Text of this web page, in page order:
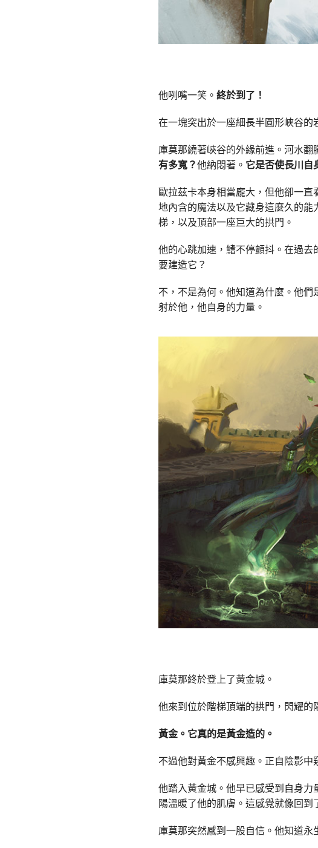
他咧嘴一笑。 終於到了！
在一塊突出於一座細長半圓形峽谷的
庫莫那繞著峽谷的外緣前進。河水
有多寬？他納悶著。 它是否使長川自
歐拉茲卡本身相當龐大，但他卻一
地內含的魔法以及它藏身這麼久的
梯，以及頂部一座巨大的拱門。
他的心跳加速，鰭不停顫抖。在過
要建造它？
不，不是為何。他知道為什麼。他
射於他，他自身的力量。
庫莫那終於登上了黃金城。
他來到位於階梯頂端的拱門，閃耀的
黃金。它真的是黃金造的。
不過他對黃金不感興趣。正自陰影
他踏入黃金城。他早已感受到自身
陽溫暖了他的肌膚。這感覺就像回到
庫莫那突然感到一股自信。他知道永